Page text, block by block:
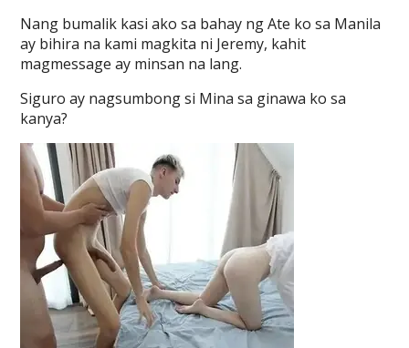
Nang bumalik kasi ako sa bahay ng Ate ko sa Manila
ay bihira na kami magkita ni Jeremy, kahit
magmessage ay minsan na lang.
Siguro ay nagsumbong si Mina sa ginawa ko sa
kanya?